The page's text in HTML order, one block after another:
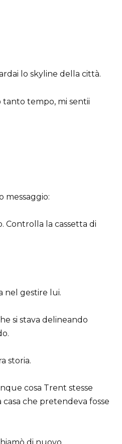
lo skyline della città.
tempo, mi sentii
messaggio:
Controlla la cassetta di
nel gestire lui.
si stava delineando
storia.
cosa Trent stesse
che pretendeva fosse